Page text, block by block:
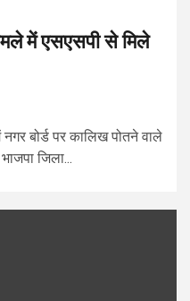
में एसएसपी से मिले
बोर्ड पर कालिख पोतने वाले
जिला...